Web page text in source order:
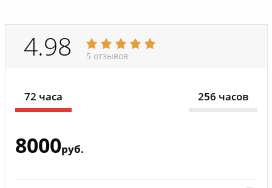
4.98 5 отзывов
72 часа 256 часов
8000руб.